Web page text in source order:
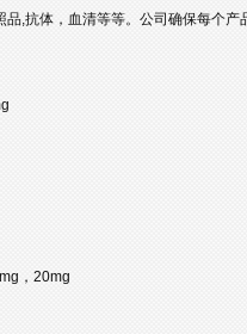
,抗体，血清等等。公司确保每个产
，20mg